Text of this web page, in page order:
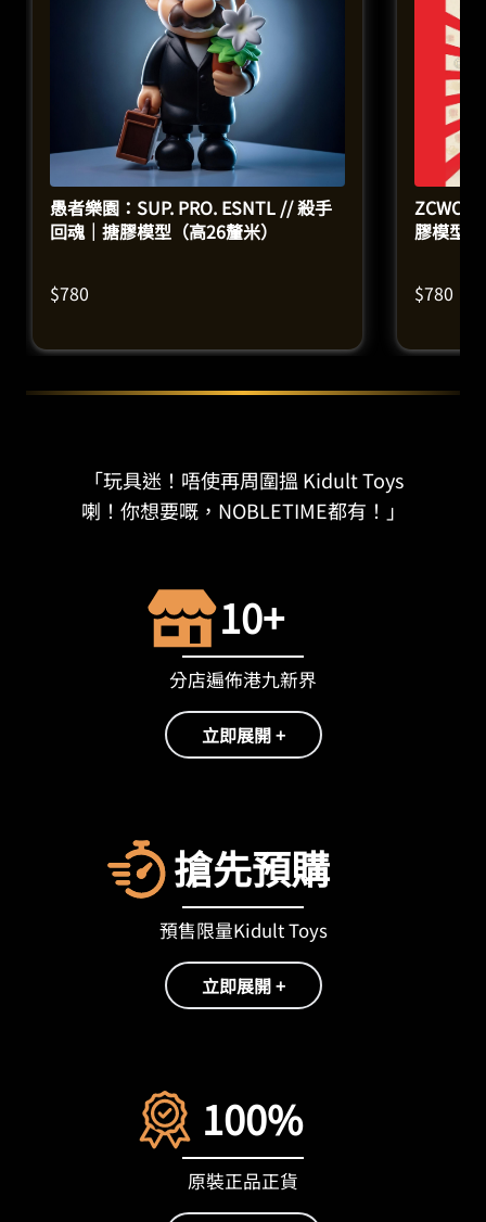
愚者樂園：SUP. PRO. ESNTL // 殺手
回魂｜搪膠模型（高26釐米）
$780
ZCWO x
膠模型
$780
「玩具迷！唔使再周圍搵 Kidult Toys
喇！你想要嘅，NOBLETIME都有！」
10+
分店遍佈港九新界
立即展開 +
搶先預購
預售限量Kidult Toys
立即展開 +
100%
原裝正品正貨